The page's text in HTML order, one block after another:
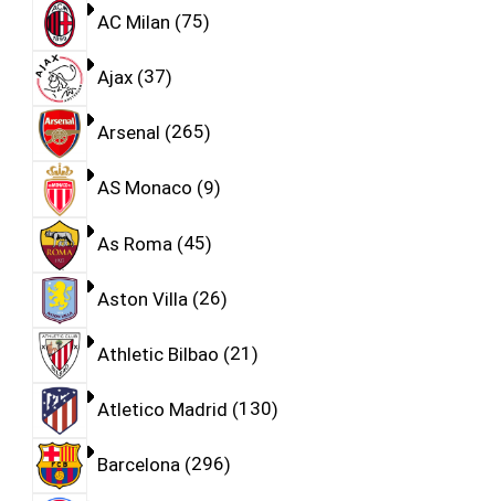
AC Milan 75
Ajax 37
Arsenal 265
AS Monaco 9
As Roma 45
Aston Villa 26
Athletic Bilbao 21
Atletico Madrid 130
Barcelona 296